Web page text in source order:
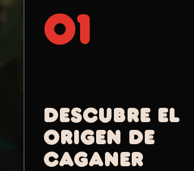
01
DESCUBRE EL
ORIGEN DE
CAGANER